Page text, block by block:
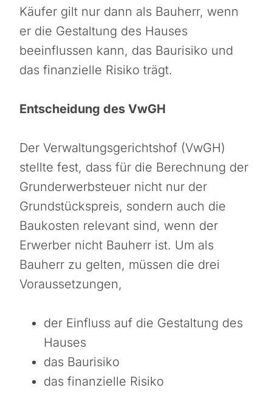
Käufer gilt nur dann als Bauherr, wenn
er die Gestaltung des Hauses
beeinflussen kann, das Baurisiko und
das finanzielle Risiko trägt.
Entscheidung des VwGH
Der Verwaltungsgerichtshof (VwGH)
stellte fest, dass für die Berechnung der
Grunderwerbsteuer nicht nur der
Grundstückspreis, sondern auch die
Baukosten relevant sind, wenn der
Erwerber nicht Bauherr ist. Um als
Bauherr zu gelten, müssen die drei
Voraussetzungen,
der Einfluss auf die Gestaltung des
Hauses
das Baurisiko
das finanzielle Risiko